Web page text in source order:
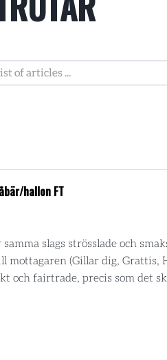
hallon FT
slags strösslade och
mottagaren (Gillar dig,
och fairtrade, precis som det